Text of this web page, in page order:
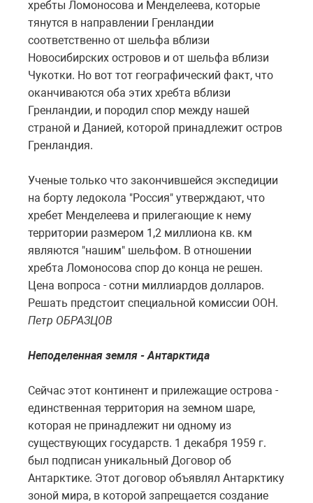
хребты Ломоносова и Менделеева, которые
тянутся в направлении Гренландии
соответственно от шельфа вблизи
Новосибирских островов и от шельфа вблизи
Чукотки. Но вот тот географический факт, что
оканчиваются оба этих хребта вблизи
Гренландии, и породил спор между нашей
страной и Данией, которой принадлежит остров
Гренландия.
Ученые только что закончившейся экспедиции
на борту ледокола "Россия" утверждают, что
хребет Менделеева и прилегающие к нему
территории размером 1,2 миллиона кв. км
являются "нашим" шельфом. В отношении
хребта Ломоносова спор до конца не решен.
Цена вопроса - сотни миллиардов долларов.
Решать предстоит специальной комиссии ООН.
Петр ОБРАЗЦОВ
Неподеленная земля - Антарктида
Сейчас этот континент и прилежащие острова -
единственная территория на земном шаре,
которая не принадлежит ни одному из
существующих государств. 1 декабря 1959 г.
был подписан уникальный Договор об
Антарктике. Этот договор объявлял Антарктику
зоной мира, в которой запрещается создание